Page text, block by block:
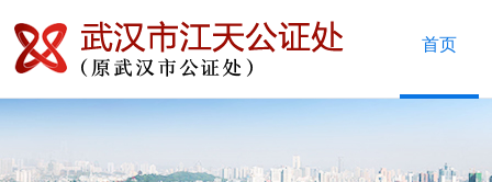
首页